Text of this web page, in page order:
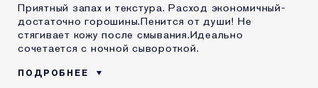
Приятный запах и текстура. Расход экономичный-
достаточно горошины.Пенится от души! Не
стягивает кожу после смывания.Идеально
сочетается с ночной сывороткой.
ПОДРОБНЕЕ